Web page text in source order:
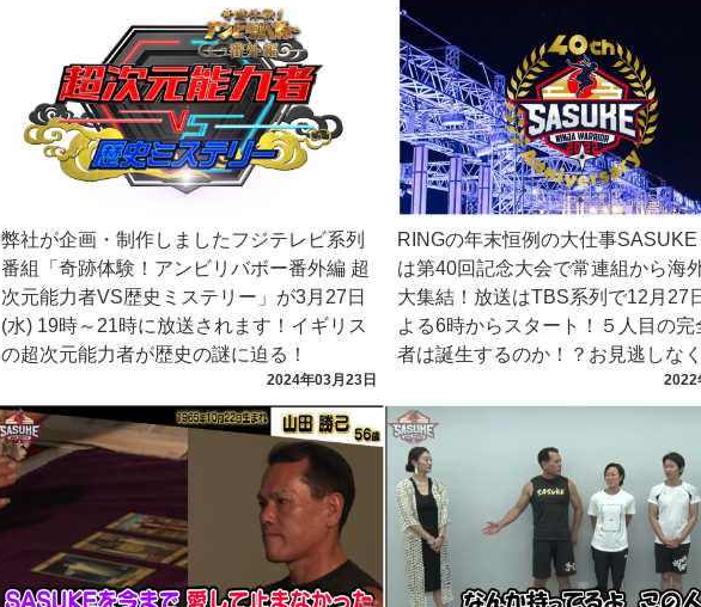
2024年03月23日
弊社が企画・制作しましたフジテレビ系列
番組「奇跡体験！アンビリバボー番外編 超
次元能力者VS歴史ミステリー」が3月27日
(水) 19時～21時に放送されます！イギリス
の超次元能力者が歴史の謎に迫る！
2022
RINGの年末恒例の大仕事
は第40回記念大会で常連組から海
大集結！放送はTBS系列で12月27
よる6時からスタート！５人目の完
者は誕生するのか！？お見逃しな